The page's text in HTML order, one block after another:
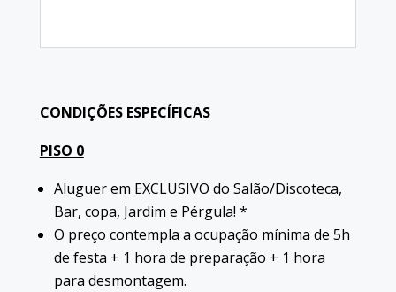
CONDIÇÕES ESPECÍFICAS
PISO 0
Aluguer em EXCLUSIVO do Salão/Discoteca,
Bar, copa, Jardim e Pérgula! *
O preço contempla a ocupação mínima de 5h
de festa + 1 hora de preparação + 1 hora
para desmontagem.